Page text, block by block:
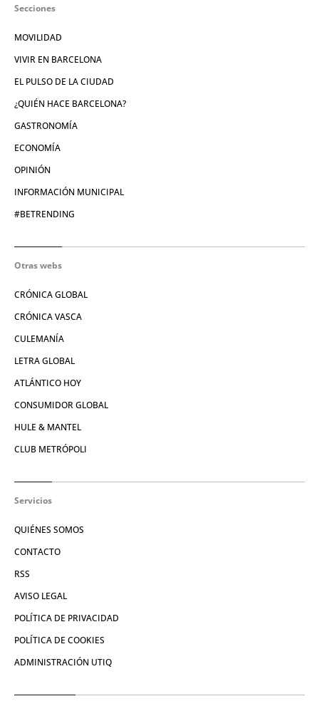
Secciones
MOVILIDAD
VIVIR EN BARCELONA
EL PULSO DE LA CIUDAD
¿QUIÉN HACE BARCELONA?
GASTRONOMÍA
ECONOMÍA
OPINIÓN
INFORMACIÓN MUNICIPAL
#BETRENDING
Otras webs
CRÓNICA GLOBAL
CRÓNICA VASCA
CULEMANÍA
LETRA GLOBAL
ATLÁNTICO HOY
CONSUMIDOR GLOBAL
HULE & MANTEL
CLUB METRÓPOLI
Servicios
QUIÉNES SOMOS
CONTACTO
RSS
AVISO LEGAL
POLÍTICA DE PRIVACIDAD
POLÍTICA DE COOKIES
ADMINISTRACIÓN UTIQ